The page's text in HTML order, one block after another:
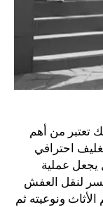
تعتبر من أهم
احترافي
يجعل عملية
لنقل العفش
ونوعيته ثم